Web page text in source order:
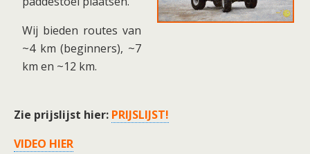
Wij bieden routes van
~4 km (beginners), ~7
km en ~12 km.
Zie prijslijst hier: PRIJSLIJST!
VIDEO HIER